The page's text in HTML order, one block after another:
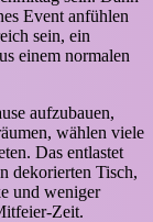
Event anfühlen
sein, ein
einem normalen
aufzubauen,
wählen viele
Das entlastet
dekorierten Tisch,
und weniger
Zeit.